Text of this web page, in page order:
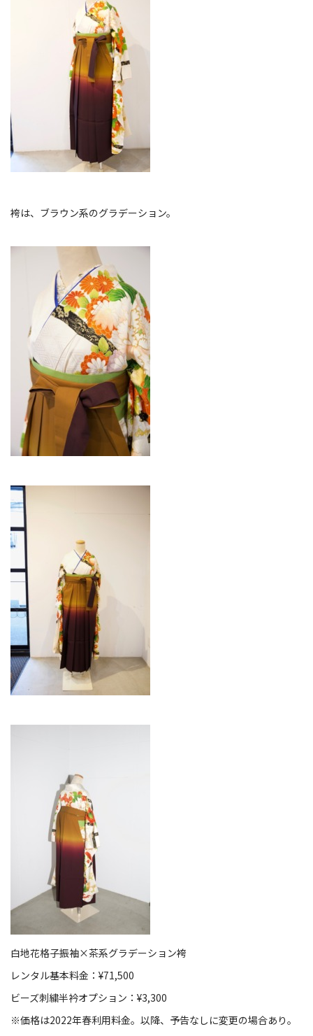
袴は、ブラウン系のグラデーション。
白地花格子振袖×茶系グラデーション袴
レンタル基本料金：¥71,500
ビーズ刺繍半衿オプション：¥3,300
※価格は2022年春利用料金。以降、予告なしに変更の場合あり。